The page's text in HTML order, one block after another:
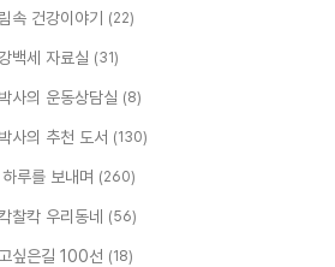
속 건강이야기 (22)
백세 자료실 (31)
사의 운동상담실 (8)
사의 추천 도서 (130)
루를 보내며 (260)
찰칵 우리동네 (56)
싶은길 100선 (18)